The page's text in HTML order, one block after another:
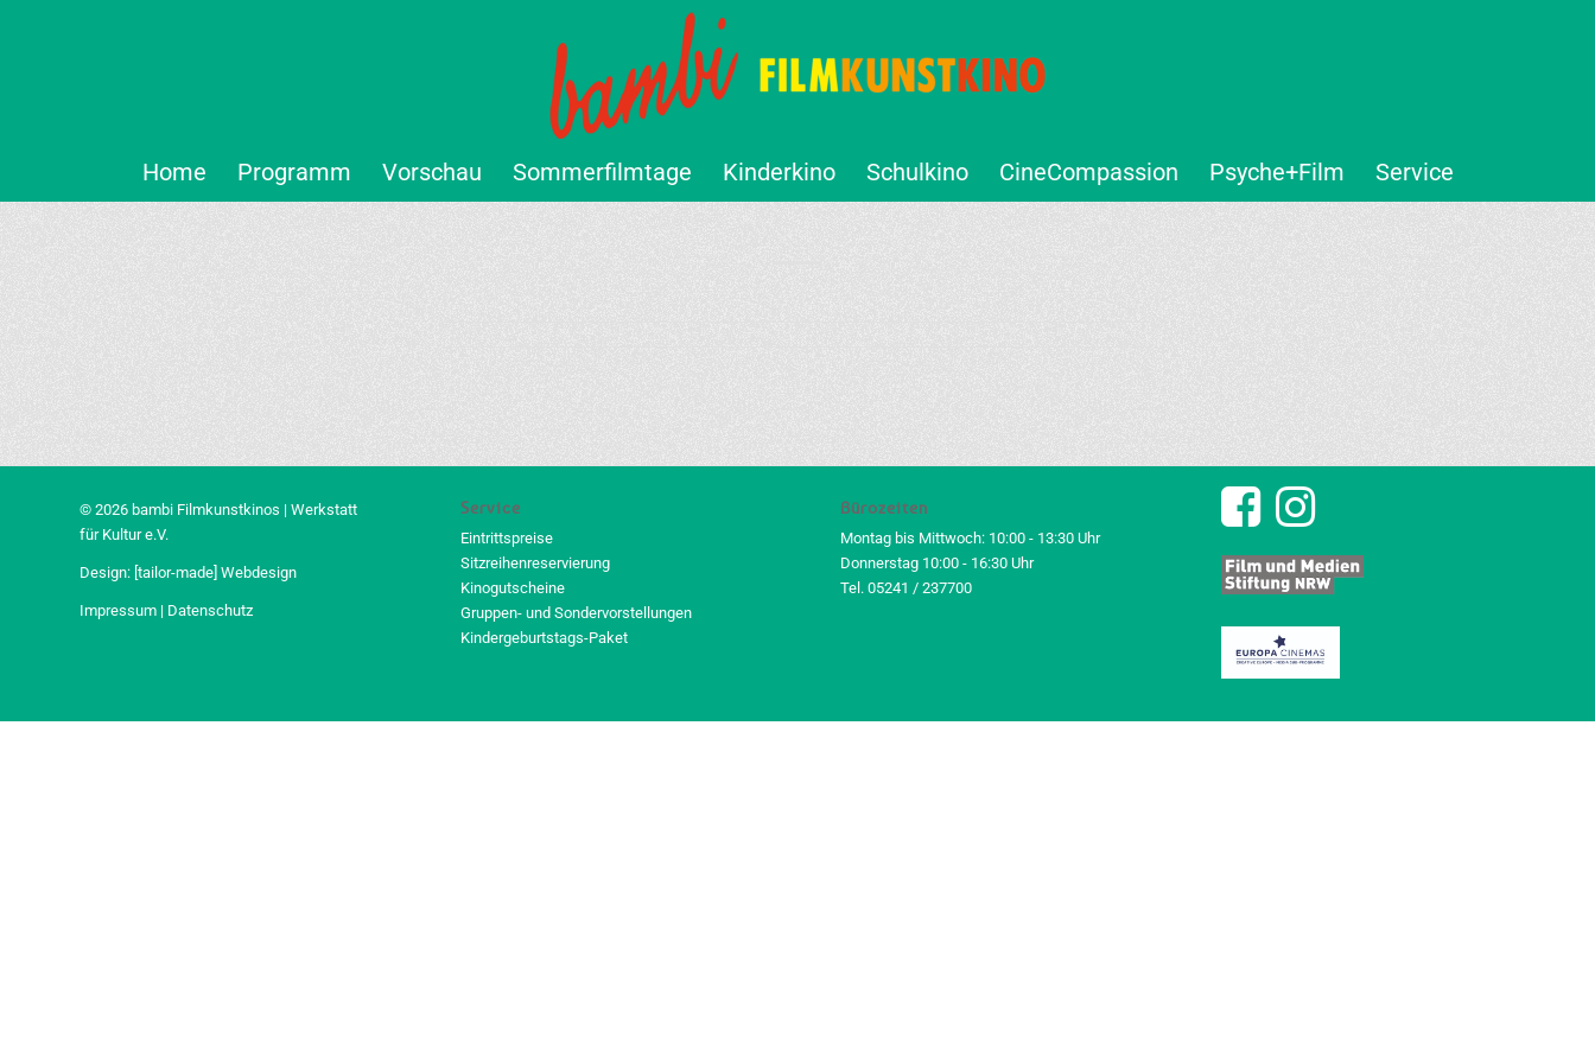
Home Programm Vorschau Sommerfilmtage Kinderkino Schulkino CineCompassion Psyche+Film Service
© 2026 bambi Filmkunstkinos | Werkstatt
für Kultur e.V.
Design: [tailor-made] Webdesign
Impressum | Datenschutz
Service
Eintrittspreise
Sitzreihenreservierung
Kinogutscheine
Gruppen- und Sondervorstellungen
Kindergeburtstags-Paket
Bürozeiten
Montag bis Mittwoch: 10:00 - 13:30 Uhr
Donnerstag 10:00 - 16:30 Uhr
Tel. 05241 / 237700